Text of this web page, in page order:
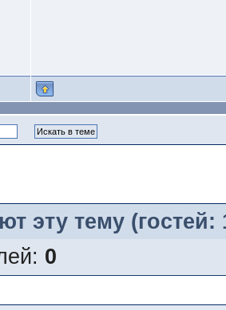
эту тему
0